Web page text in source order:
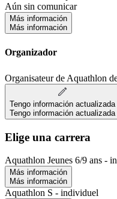
Aún sin comunicar
Más información
Más información
Organizador
Organisateur de Aquathlon
Tengo información actualizada
Tengo información actualizada
Elige una carrera
Aquathlon Jeunes 6/9 ans -
Más información
Más información
Aquathlon S - individuel